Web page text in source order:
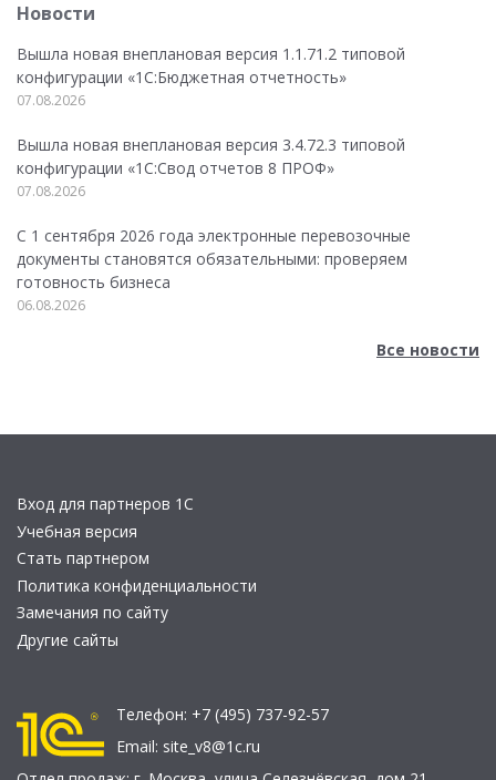
Новости
Вышла новая внеплановая версия 1.1.71.2 типовой
конфигурации «1C:Бюджетная отчетность»
07.08.2026
Вышла новая внеплановая версия 3.4.72.3 типовой
конфигурации «1C:Свод отчетов 8 ПРОФ»
07.08.2026
С 1 сентября 2026 года электронные перевозочные
документы становятся обязательными: проверяем
готовность бизнеса
06.08.2026
Все новости
Вход для партнеров 1С
Учебная версия
Стать партнером
Политика конфиденциальности
Замечания по сайту
Другие сайты
Телефон: +7 (495) 737-92-57
Email: site_v8@1c.ru